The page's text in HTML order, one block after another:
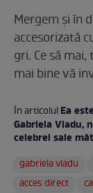
Mergem şi în
accesorizată
gri. Ce să
mai bine vă
În articolulEa
Gabriela Vladu,
celebrei sale
gabriela vladu
acces direct